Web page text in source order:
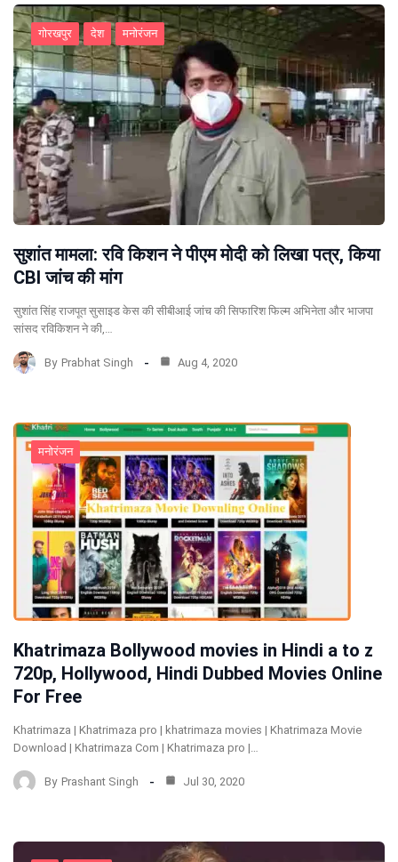
गोरखपुर देश मनोरंजन
सुशांत मामला: रवि किशन ने पीएम मोदी को लिखा पत्र, किया
CBI जांच की मांग
सुशांत सिंह राजपूत सुसाइड केस की सीबीआई जांच की सिफारिश फिल्‍म अभिनेता और भाजपा
सांसद रविकिशन ने की,…
By Prabhat Singh Aug 4, 2020
मनोरंजन
Khatrimaza Bollywood movies in Hindi a to z
720p, Hollywood, Hindi Dubbed Movies Online
For Free
Khatrimaza | Khatrimaza pro | khatrimaza movies | Khatrimaza Movie
Download | Khatrimaza Com | Khatrimaza pro |…
By Prashant Singh Jul 30, 2020